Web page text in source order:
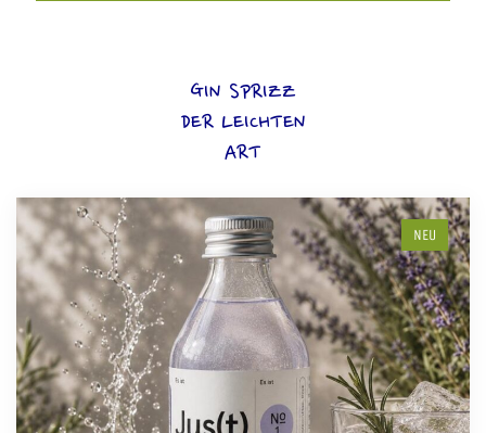
GIN SPRIZZ
DER LEICHTEN
ART
NEU